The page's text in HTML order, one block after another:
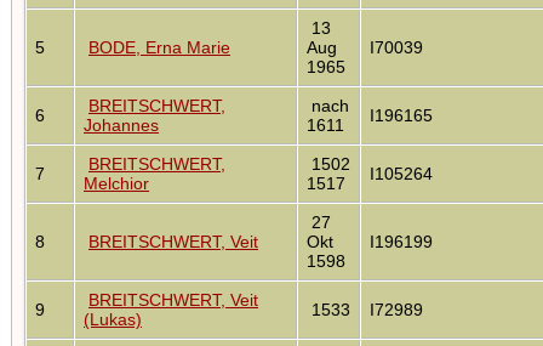
5 BODE, Erna Marie
13
Aug
1965
I70039
6
BREITSCHWERT,
Johannes
nach
1611
I196165
7
BREITSCHWERT,
Melchior
1502
1517
I105264
8 BREITSCHWERT, Veit
27
Okt
1598
I196199
9
BREITSCHWERT, Veit
(Lukas)
1533 I72989